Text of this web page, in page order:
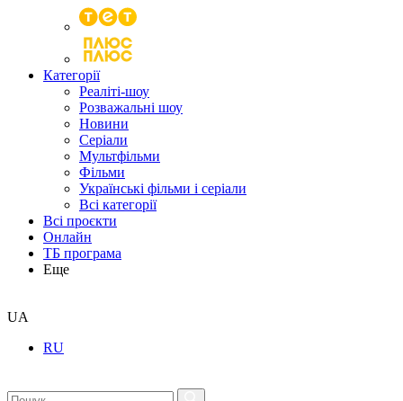
Категорії
Реаліті-шоу
Розважальні шоу
Новини
Серіали
Мультфільми
Фільми
Українські фільми і серіали
Всі категорії
Всі проєкти
Онлайн
ТБ програма
Еще
UA
RU